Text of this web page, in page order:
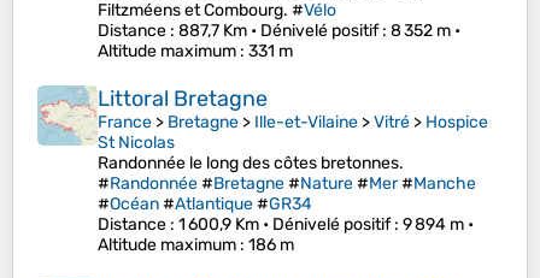
Filtzméens et Combourg. #Vélo
Distance : 887,7 Km • Dénivelé positif: 8 352 m •
Altitude maximum : 331 m
Littoral Bretagne
France > Bretagne > Ille-et-Vilaine >Vitré > Hospice
St Nicolas
Randonnée le long des côtes bretonnes.
#Randonnée#Bretagne#Nature#Mer#Manche
#Océan#Atlantique#GR34
Distance : 1 600,9 Km • Dénivelé positif: 9 894 m •
Altitude maximum : 186 m